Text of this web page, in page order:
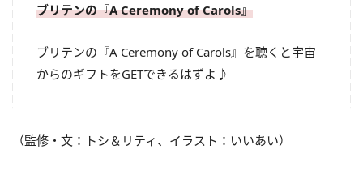
ブリテンの『A Ceremony of Carols』
ブリテンの『A Ceremony of Carols』を聴くと宇宙
からのギフトをGETできるはずよ♪
（監修・文：トシ＆リティ、イラスト：いいあい）